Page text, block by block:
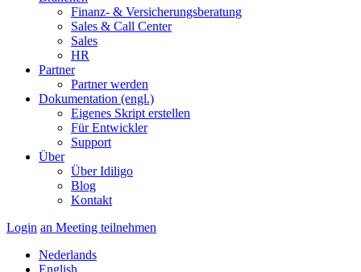
Finanz- & Versicherungsberatung
Sales & Call Center
Sales
HR
Partner
Partner werden
Dokumentation (engl.)
Eigenes Skript erstellen
Für Entwickler
Support
Über
Über Idiligo
Blog
Kontakt
Login an Meeting teilnehmen
Nederlands
English